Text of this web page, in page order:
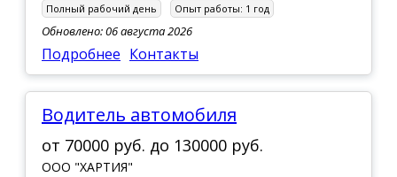
Полный рабочий день Опыт работы: 1 год
Обновлено: 06 августа 2026
Подробнее Контакты
Водитель автомобиля
от 70000 руб. до 130000 руб.
ООО "ХАРТИЯ"